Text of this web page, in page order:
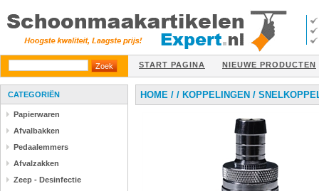
START PAGINA NIEUWE PRODUCTEN
CATEGORIËN
Papierwaren
Afvalbakken
Pedaalemmers
Afvalzakken
Zeep - Desinfectie
HOME / / KOPPELINGEN /